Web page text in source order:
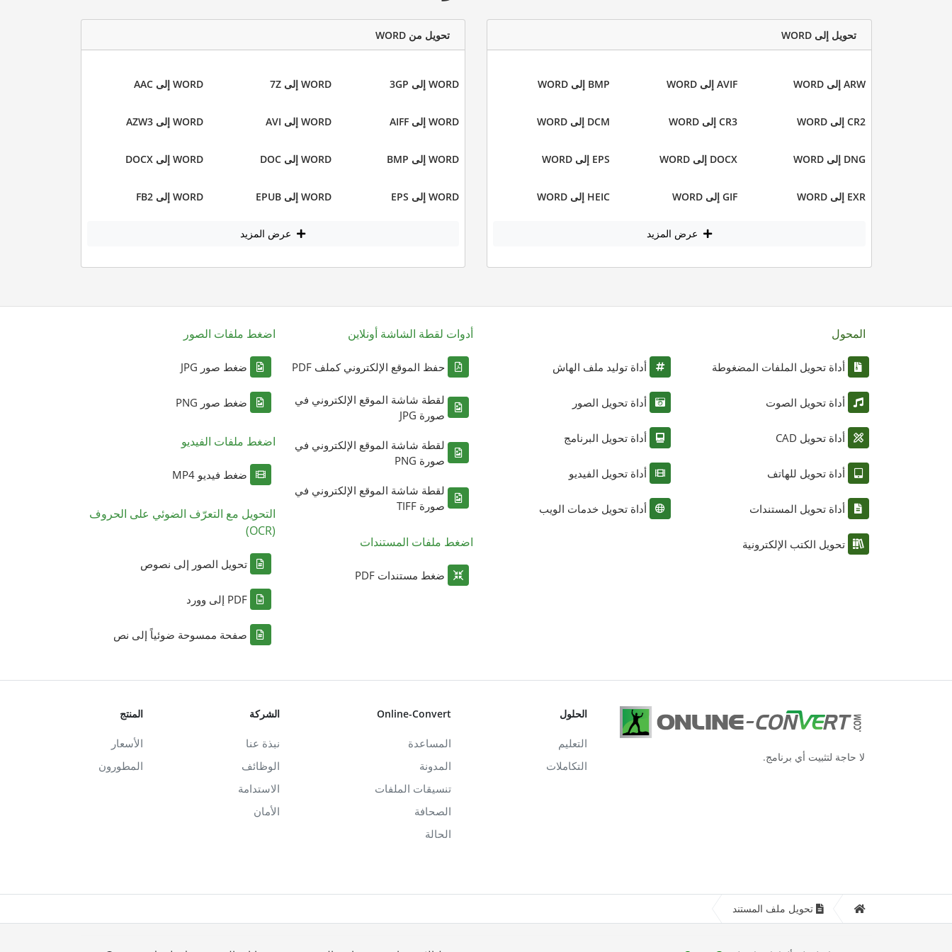
تحويل إلى WORD
ARW إلى WORD AVIF إلى WORD BMP إلى WORD
CR2 إلى WORD CR3 إلى WORD DCM إلى WORD
DNG إلى WORD DOCX إلى WORD EPS إلى WORD
EXR إلى WORD GIF إلى WORD HEIC إلى WORD
عرض المزيد
تحويل من WORD
WORD إلى 3GP WORD إلى 7Z WORD إلى AAC
WORD إلى AIFF WORD إلى AVI WORD إلى AZW3
WORD إلى BMP WORD إلى DOC WORD إلى DOCX
WORD إلى EPS WORD إلى EPUB WORD إلى FB2
عرض المزيد
المحول
أداة تحويل الملفات المضغوطة
أداة تحويل الصوت
أداة تحويل CAD
أداة تحويل للهاتف
أداة تحويل المستندات
تحويل الكتب الإلكترونية
أداة توليد ملف الهاش
أداة تحويل الصور
أداة تحويل البرنامج
أداة تحويل الفيديو
أداة تحويل خدمات الويب
أدوات لقطة الشاشة أونلاين
حفظ الموقع الإلكتروني كملف PDF
لقطة شاشة الموقع الإلكتروني في
صورة JPG
لقطة شاشة الموقع الإلكتروني في
صورة PNG
لقطة شاشة الموقع الإلكتروني في
صورة TIFF
اضغط ملفات المستندات
ضغط مستندات PDF
اضغط ملفات الصور
ضغط صور JPG
ضغط صور PNG
اضغط ملفات الفيديو
ضغط فيديو MP4
التحويل مع التعرّف الضوئي على الحروف
(OCR)
تحويل الصور إلى نصوص
PDF إلى وورد
صفحة ممسوحة ضوئياً إلى نص
لا حاجة لتثبيت أي برنامج.
الحلول
التعليم
التكاملات
Online-Convert
المساعدة
المدونة
تنسيقات الملفات
الصحافة
الحالة
الشركة
نبذة عنا
الوظائف
الاستدامة
الأمان
المنتج
الأسعار
المطورون
تحويل ملف المستند